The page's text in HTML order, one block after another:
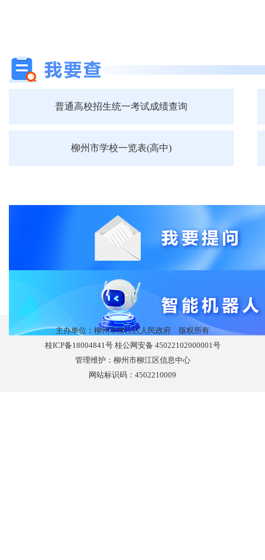
普通高校招生统一考试成绩查询
柳州市学校一览表(高中)
主办单位：柳州市柳江区人民政府 版权所有
桂ICP备18004841号 桂公网安备 45022102000001号
管理维护：柳州市柳江区信息中心
网站标识码：4502210009